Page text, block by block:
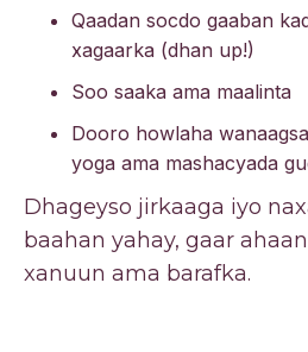
Qaadan socdo gaaban
xagaarka (dhan up!)
Soo saaka ama maalinta
Dooro howlaha
yoga ama mashacyada
Dhageyso jirkaaga iyo
baahan yahay, gaar
xanuun ama barafka.